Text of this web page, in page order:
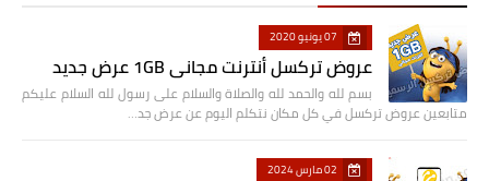
07 يونيو 2020
عروض تركسل أنترنت مجاني 1GB عرض جديد
بسم لله والحمد لله والصلاة والسلام على رسول لله السلام عليكم
متابعين عروض تركسل في كل مكان نتكلم اليوم عن عرض جد…
02 مارس 2024